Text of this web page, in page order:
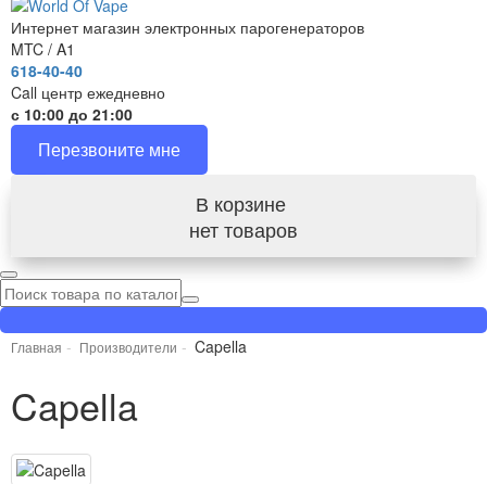
Интернет магазин электронных парогенераторов
MTC / A1
618-40-40
Call центр ежедневно
с 10:00 до 21:00
Перезвоните мне
В корзине
нет товаров
Главная Производители Capella
Capella